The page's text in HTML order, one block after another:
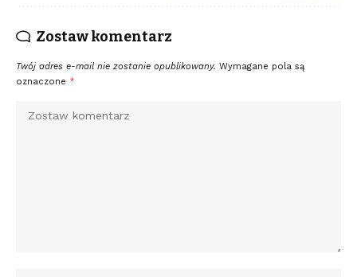
Zostaw komentarz
Twój adres e-mail nie zostanie opublikowany. Wymagane pola są
oznaczone *